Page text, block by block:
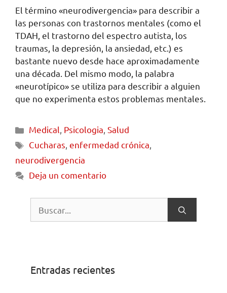
El término «neurodivergencia» para describir a
las personas con trastornos mentales (como el
TDAH, el trastorno del espectro autista, los
traumas, la depresión, la ansiedad, etc.) es
bastante nuevo desde hace aproximadamente
una década. Del mismo modo, la palabra
«neurotípico» se utiliza para describir a alguien
que no experimenta estos problemas mentales.
Medical, Psicologia,Salud
Cucharas,enfermedad crónica,
neurodivergencia
Deja un comentario
Entradas recientes